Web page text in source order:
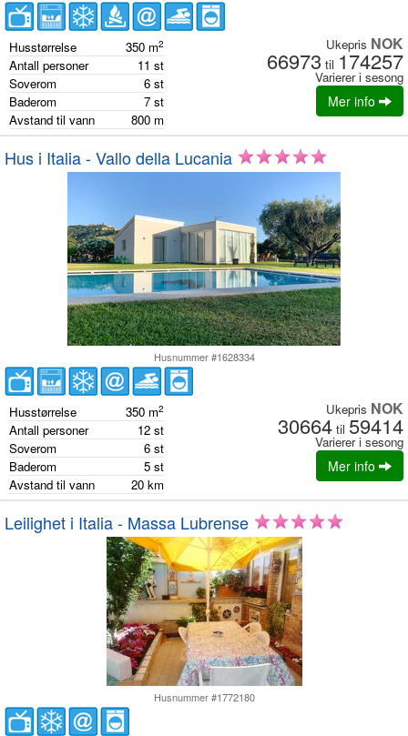
Husstørrelse 350 m2
Antall personer 11 st
Soverom
6 st
Baderom
7 st
Avstand til vann
800 m
Ukepris NOK
66973 til 174257
Varierer i sesong
Mer info
Hus i Italia - Vallo della Lucania
Husnummer #1628334
Husstørrelse 350 m2
Antall personer 12 st
Soverom
6 st
Baderom
5 st
Avstand til vann
20 km
Ukepris NOK
30664 til 59414
Varierer i sesong
Mer info
Leilighet i Italia - Massa Lubrense
Husnummer #1772180